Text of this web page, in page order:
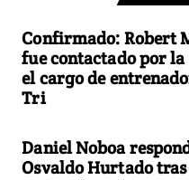
Confirmado: Robert
fue contactado por la
el cargo de
Tri
Daniel Noboa
Osvaldo Hurtado